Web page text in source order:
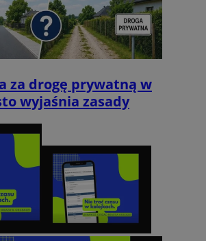
za drogę prywatną w
wyjaśnia zasady